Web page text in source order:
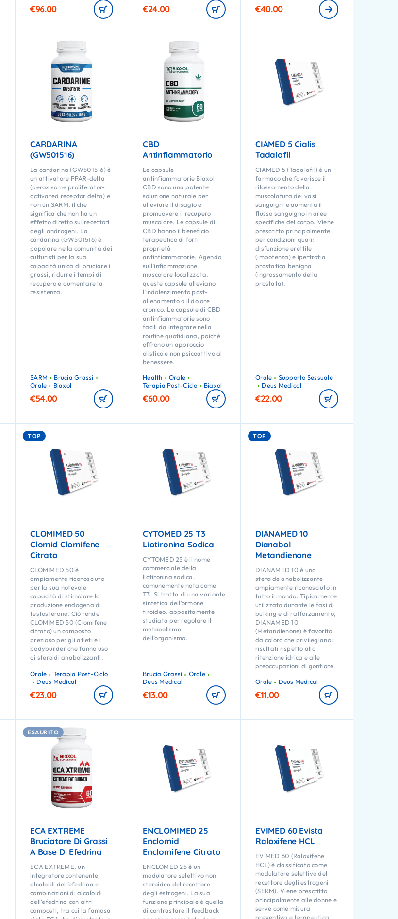
€96.00 €24.00 €40.00
CARDARINA
(GW501516)
La cardarina (GW501516) è
un attivatore PPAR-delta
(peroxisome proliferator-
activated receptor delta) e
non un SARM, il che
significa che non ha un
effetto diretto sui recettori
degli androgeni. La
cardarina (GW501516) è
popolare nella comunità dei
culturisti per la sua
capacità unica di bruciare i
grassi, ridurre i tempi di
recupero e aumentare la
resistenza.
SARM
Brucia Grassi
Orale
Biaxol
€54.00
CBD
Antinfiammatorio
Le capsule
antinfiammatorie Biaxol
CBD sono una potente
soluzione naturale per
alleviare il disagio e
promuovere il recupero
muscolare. Le capsule di
CBD hanno il beneficio
terapeutico di forti
proprietà
antinfiammatorie. Agendo
sull’infiammazione
muscolare localizzata,
queste capsule alleviano
l’indolenzimento post-
allenamento o il dolore
cronico. Le capsule di CBD
antinfiammatorie sono
facili da integrare nella
routine quotidiana, poiché
offrono un approccio
olistico e non psicoattivo al
benessere.
Health
Orale
Terapia Post-Ciclo
Biaxol
€60.00
CIAMED 5 Cialis
Tadalafil
CIAMED 5 (Tadalafil) è un
farmaco che favorisce il
rilassamento della
muscolatura dei vasi
sanguigni e aumenta il
flusso sanguigno in aree
specifiche del corpo. Viene
prescritto principalmente
per condizioni quali:
disfunzione erettile
(impotenza) e ipertrofia
prostatica benigna
(ingrossamento della
prostata).
Orale
Supporto Sessuale
Deus Medical
€22.00
TOP
CLOMIMED 50
Clomid Clomifene
Citrato
CLOMIMED 50 è
ampiamente riconosciuto
per la sua notevole
capacità di stimolare la
produzione endogena di
testosterone. Ciò rende
CLOMIMED 50 (Clomifene
citrato) un composto
prezioso per gli atleti e i
bodybuilder che fanno uso
di steroidi anabolizzanti.
Orale
Terapia Post-Ciclo
Deus Medical
€23.00
CYTOMED 25 T3
Liotironina Sodica
CYTOMED 25 è il nome
commerciale della
liotironina sodica,
comunemente nota come
T3. Si tratta di una variante
sintetica dell’ormone
tiroideo, appositamente
studiata per regolare il
metabolismo
dell’organismo.
Brucia Grassi
Orale
Deus Medical
€13.00
TOP
DIANAMED 10
Dianabol
Metandienone
DIANAMED 10 è uno
steroide anabolizzante
ampiamente riconosciuto in
tutto il mondo. Tipicamente
utilizzato durante le fasi di
bulking e di rafforzamento,
DIANAMED 10
(Metandienone) è favorito
da coloro che privilegiano i
risultati rispetto alla
ritenzione idrica e alle
preoccupazioni di gonfiore.
Orale
Deus Medical
€11.00
ESAURITO
ECA EXTREME
Bruciatore Di Grassi
A Base Di Efedrina
ECA EXTREME, un
integratore contenente
alcaloidi dell’efedrina e
combinazioni di alcaloidi
dell’efedrina con altri
composti, tra cui la famosa
ENCLOMIMED 25
Enclomid
Enclomifene Citrato
ENCLOMED 25 è un
modulatore selettivo non
steroideo del recettore
degli estrogeni. La sua
funzione principale è quella
di contrastare il feedback
EVIMED 60 Evista
Raloxifene HCL
EVIMED 60 (Raloxifene
HCL) è classificato come
modulatore selettivo del
recettore degli estrogeni
(SERM). Viene prescritto
principalmente alle donne e
serve come misura
preventiva e terapeutica